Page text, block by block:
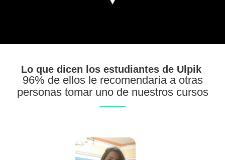
Lo que dicen los estudiantes de Ulpik
96% de ellos le recomendaría a otras
personas tomar uno de nuestros cursos